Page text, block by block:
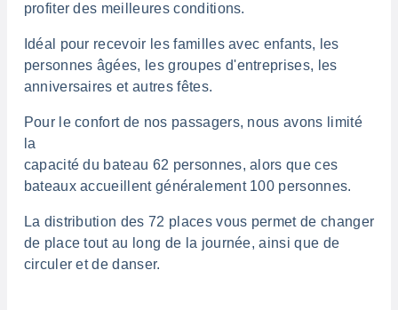
profiter des meilleures conditions.
Idéal pour recevoir les familles avec enfants, les
personnes âgées, les groupes d'entreprises, les
anniversaires et autres fêtes.
Pour le confort de nos passagers, nous avons limité
la
capacité du bateau 62 personnes, alors que ces
bateauxaccueillent généralement 100 personnes.
La distribution des 72 places vous permet de changer
de placetout au long de la journée, ainsi que de
circuler et de danser.